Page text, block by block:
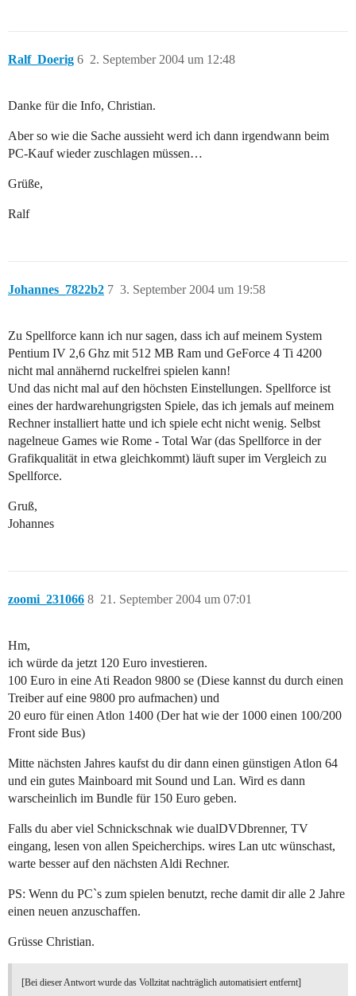
Ralf_Doerig 2. September 2004 um 12:48
6
Danke für die Info, Christian.
Aber so wie die Sache aussieht werd ich dann irgendwann beim
PC-Kauf wieder zuschlagen müssen…
Grüße,
Ralf
Johannes_7822b2 3. September 2004 um 19:58
7
Zu Spellforce kann ich nur sagen, dass ich auf meinem System
Pentium IV 2,6 Ghz mit 512 MB Ram und GeForce 4 Ti 4200
nicht mal annähernd ruckelfrei spielen kann!
Und das nicht mal auf den höchsten Einstellungen. Spellforce ist
eines der hardwarehungrigsten Spiele, das ich jemals auf meinem
Rechner installiert hatte und ich spiele echt nicht wenig. Selbst
nagelneue Games wie Rome - Total War (das Spellforce in der
Grafikqualität in etwa gleichkommt) läuft super im Vergleich zu
Spellforce.
Gruß,
Johannes
zoomi_231066 21. September 2004 um 07:01
8
Hm,
ich würde da jetzt 120 Euro investieren.
100 Euro in eine Ati Readon 9800 se (Diese kannst du durch einen
Treiber auf eine 9800 pro aufmachen) und
20 euro für einen Atlon 1400 (Der hat wie der 1000 einen 100/200
Front side Bus)
Mitte nächsten Jahres kaufst du dir dann einen günstigen Atlon 64
und ein gutes Mainboard mit Sound und Lan. Wird es dann
warscheinlich im Bundle für 150 Euro geben.
Falls du aber viel Schnickschnak wie dualDVDbrenner, TV
eingang, lesen von allen Speicherchips. wires Lan utc wünschast,
warte besser auf den nächsten Aldi Rechner.
PS: Wenn du PC`s zum spielen benutzt, reche damit dir alle 2 Jahre
einen neuen anzuschaffen.
Grüsse Christian.
[Bei dieser Antwort wurde das Vollzitat nachträglich automatisiert entfernt]